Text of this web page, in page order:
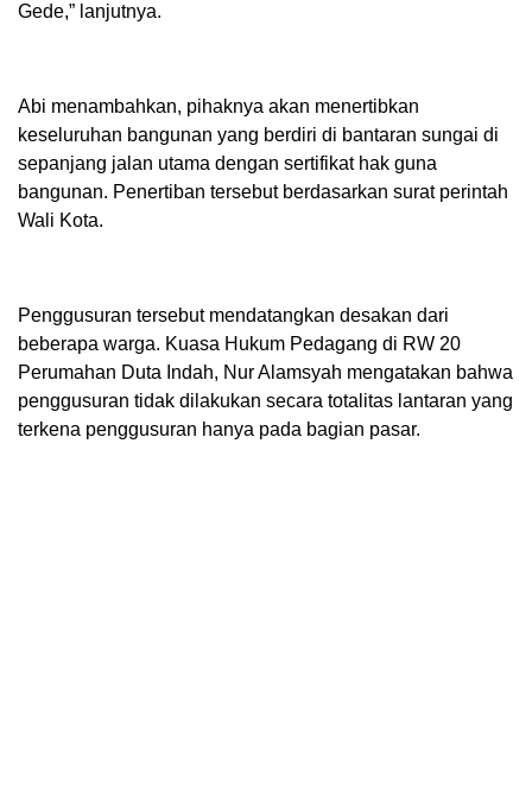
Gede,” lanjutnya.
Abi menambahkan, pihaknya akan menertibkan
keseluruhan bangunan yang berdiri di bantaran sungai di
sepanjang jalan utama dengan sertifikat hak guna
bangunan. Penertiban tersebut berdasarkan surat perintah
Wali Kota.
Penggusuran tersebut mendatangkan desakan dari
beberapa warga. Kuasa Hukum Pedagang di RW 20
Perumahan Duta Indah, Nur Alamsyah mengatakan bahwa
penggusuran tidak dilakukan secara totalitas lantaran yang
terkena penggusuran hanya pada bagian pasar.